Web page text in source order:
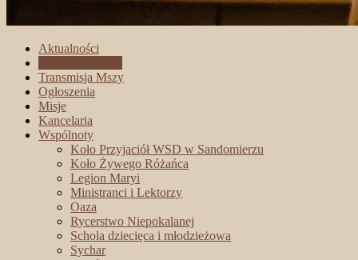
Aktualności
Transmisja Mszy
Ogłoszenia
Misje
Kancelaria
Wspólnoty
Koło Przyjaciół WSD w Sandomierzu
Koło Żywego Różańca
Legion Maryi
Ministranci i Lektorzy
Oaza
Rycerstwo Niepokalanej
Schola dziecięca i młodzieżowa
Sychar